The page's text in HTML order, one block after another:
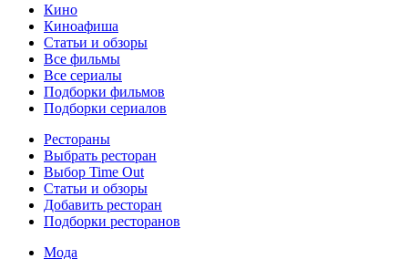
Кино
Киноафиша
Статьи и обзоры
Все фильмы
Все сериалы
Подборки фильмов
Подборки сериалов
Рестораны
Выбрать ресторан
Выбор Time Out
Статьи и обзоры
Добавить ресторан
Подборки ресторанов
Мода